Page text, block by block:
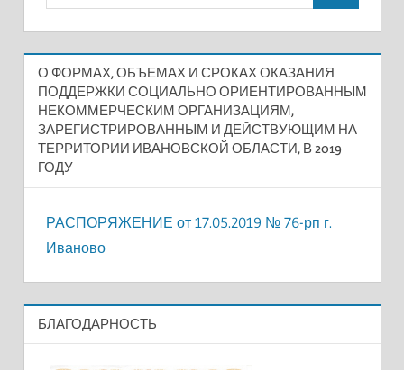
О ФОРМАХ, ОБЪЕМАХ И СРОКАХ ОКАЗАНИЯ
ПОДДЕРЖКИ СОЦИАЛЬНО ОРИЕНТИРОВАННЫМ
НЕКОММЕРЧЕСКИМ ОРГАНИЗАЦИЯМ,
ЗАРЕГИСТРИРОВАННЫМ И ДЕЙСТВУЮЩИМ НА
ТЕРРИТОРИИ ИВАНОВСКОЙ ОБЛАСТИ, В 2019
ГОДУ
РАСПОРЯЖЕНИЕ от 17.05.2019 № 76-рп г.
Иваново
БЛАГОДАРНОСТЬ